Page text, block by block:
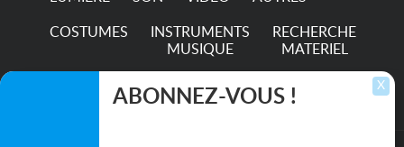
COSTUMES
INSTRUMENTS
MUSIQUE
RECHERCHE
MATERIEL
TRANSPORTS X
ABONNEZ-VOUS !